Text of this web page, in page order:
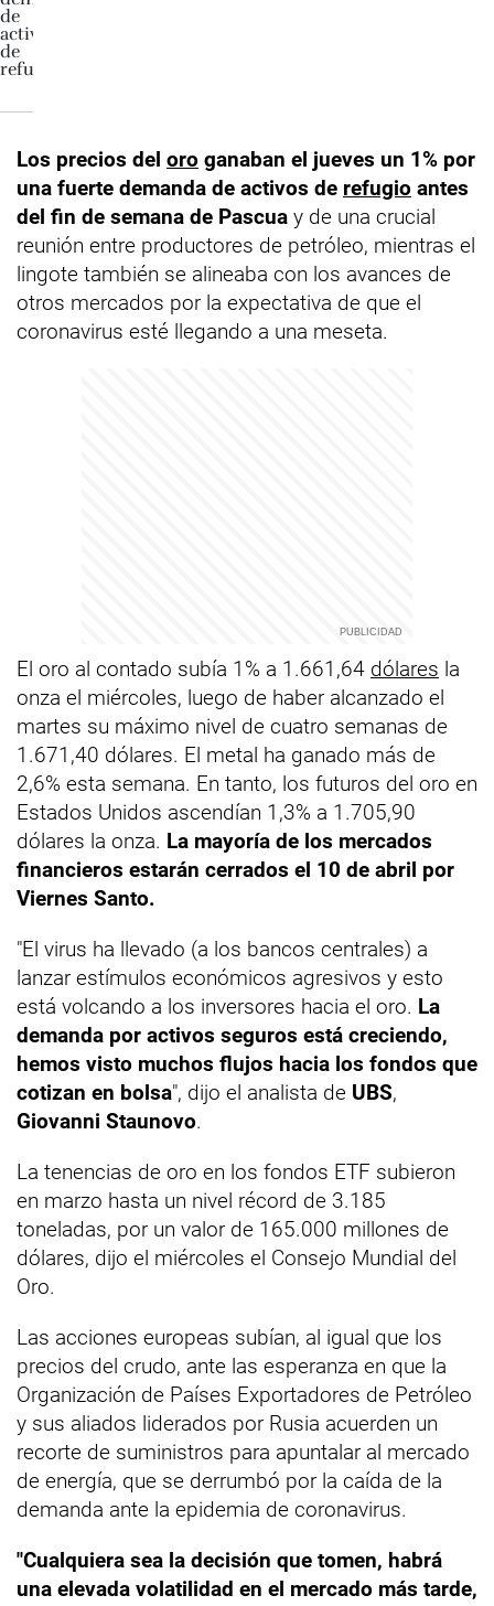
Los precios del oro ganaban el jueves un 1% por
una fuerte demanda de activos de refugio antes
del fin de semana de Pascua y de una crucial
reunión entre productores de petróleo, mientras el
lingote también se alineaba con los avances de
otros mercados por la expectativa de que el
coronavirus esté llegando a una meseta.
El oro al contado subía 1% a 1.661,64 dólares la
onza el miércoles, luego de haber alcanzado el
martes su máximo nivel de cuatro semanas de
1.671,40 dólares. El metal ha ganado más de
2,6% esta semana. En tanto, los futuros del oro en
Estados Unidos ascendían 1,3% a 1.705,90
dólares la onza. La mayoría de los mercados
financieros estarán cerrados el 10 de abril por
Viernes Santo.
"El virus ha llevado (a los bancos centrales) a
lanzar estímulos económicos agresivos y esto
está volcando a los inversores hacia el oro. La
demanda por activos seguros está creciendo,
hemos visto muchos flujos hacia los fondos que
cotizan en bolsa", dijo el analista de UBS,
Giovanni Staunovo.
La tenencias de oro en los fondos ETF subieron
en marzo hasta un nivel récord de 3.185
toneladas, por un valor de 165.000 millones de
dólares, dijo el miércoles el Consejo Mundial del
Oro.
Las acciones europeas subían, al igual que los
precios del crudo, ante las esperanza en que la
Organización de Países Exportadores de Petróleo
y sus aliados liderados por Rusia acuerden un
recorte de suministros para apuntalar al mercado
de energía, que se derrumbó por la caída de la
demanda ante la epidemia de coronavirus.
"Cualquiera sea la decisión que tomen, habrá
una elevada volatilidad en el mercado más tarde,